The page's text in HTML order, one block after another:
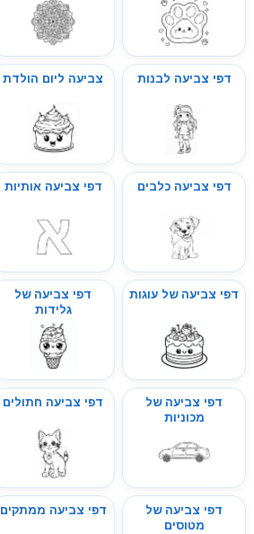
דפי צביעה לבנות צביעה ליום הולדת
דפי צביעה כלבים דפי צביעה אותיות
דפי צביעה של עוגות
דפי צביעה של
גלידות
דפי צביעה של
מכוניות
דפי צביעה חתולים
דפי צביעה של
מטוסים
דפי צביעה ממתקים